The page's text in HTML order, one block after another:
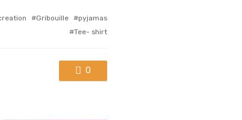
Gribouille
pyjamas
Tee- shirt
0